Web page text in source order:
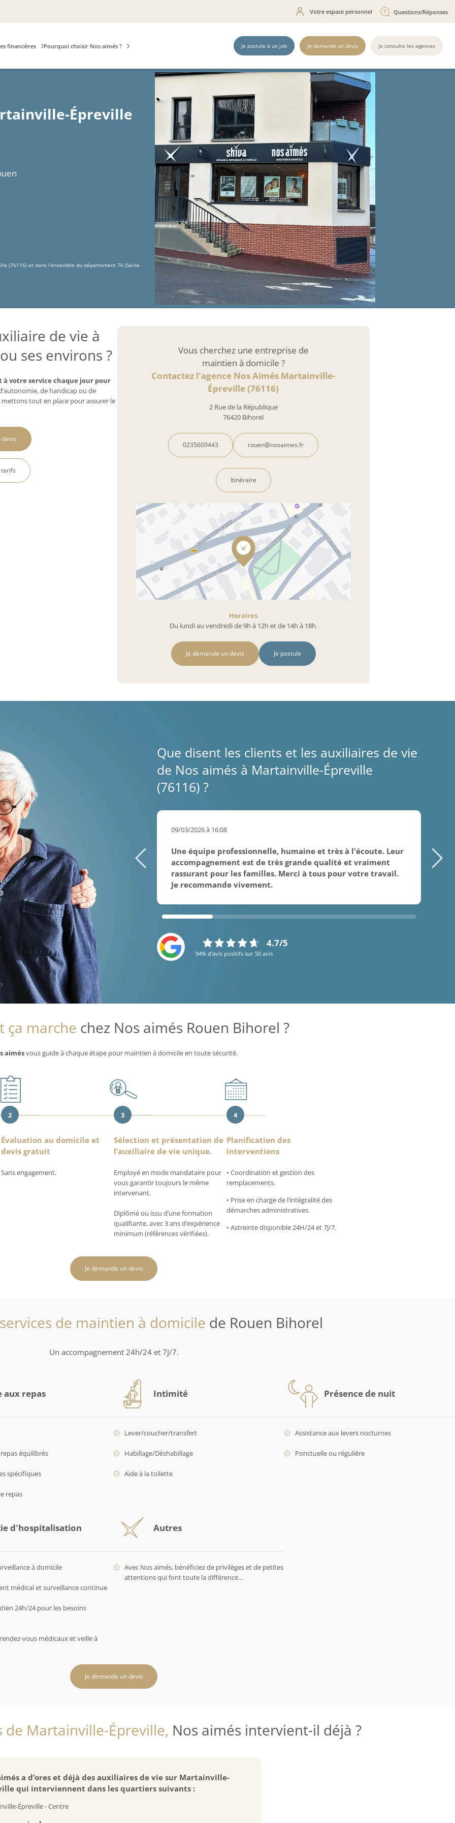
Votre espace personnel Questions/Réponses
financières Pourquoi choisir Nos aimés ? Je postule à un job Je demande un devis Je consulte les agences
Épreville
(76116) et dans l'ensemble du département 76 (Seine
de vie à
ses environs ?
à votre service chaque jour pour
de handicap ou de
tout en place pour assurer le
devis
tarifs
Vous cherchez une entreprise de
maintien à domicile ?
Contactez l'agence Nos Aimés Martainville-
Épreville (76116)
2 Rue de la République
76420 Bihorel
0235609443 rouen@nosaimes.fr
Itinéraire
Horaires
Du lundi au vendredi de 9h à 12h et de 14h à 18h.
Je demande un devis Je postule
Que disent les clients et les auxiliaires de vie
de Nos aimés à Martainville-Épreville
(76116) ?
09/03/2026 à 16:08
Une équipe professionnelle, humaine et très à l'écoute. Leur
accompagnement est de très grande qualité et vraiment
rassurant pour les familles. Merci à tous pour votre travail.
Je recommande vivement.
4.7/5
94% d'avis positifs sur 50 avis
ça marche chez Nos aimés Rouen Bihorel ?
aimésvous guide à chaque étape pour maintien à domicile en toute sécurité.
2
Évaluation au domicile et
devis gratuit
Sans engagement.
3
Sélection et présentation de
l’auxiliaire de vie unique.
Employé en mode mandataire pour
vous garantir toujours le même
intervenant.
Diplômé ou issu d’une formation
qualifiante, avec 3 ans d’expérience
minimum (références vérifiées).
4
Planification des
interventions
• Coordination et gestion des
remplacements.
• Prise en charge de l’intégralité des
démarches administratives.
• Astreinte disponible 24H/24 et 7J/7.
Je demande un devis
de maintien à domicile de Rouen Bihorel
Un accompagnement 24h/24 et 7J/7.
aux repas
équilibrés
spécifiques
repas
Intimité
Lever/coucher/transfert
Habillage/Déshabillage
Aide à la toilette
Présence de nuit
Assistance aux levers nocturnes
Ponctuelle ou régulière
d'hospitalisation
à domicile
médical et surveillance continue
24h/24 pour les besoins
vous médicaux et veille à
Autres
Avec Nos aimés, bénéficiez de privilèges et de petites
attentions qui font toute la différence…
Je demande un devis
de Martainville-Épreville, Nos aimés intervient-il déjà ?
a d’ores et déjà des auxiliaires de vie sur Martainville-
qui interviennent dans les quartiers suivants :
Épreville - Centre